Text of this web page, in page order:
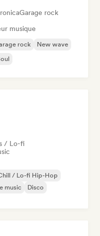
Garage rock
musique
rock
New wave
/ Lo-fi
/ Lo-fi Hip-Hop
music
Disco